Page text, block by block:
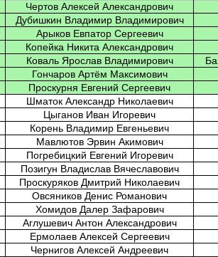
Чертов Алексей Александрович
Дубишкин Владимир Владимирович
Арыков Евпатор Сергеевич
Копейка Никита Александрович
Коваль Ярослав Владимирович
Гончаров Артём Максимович
Проскурня Евгений Сергеевич
Шматок Александр Николаевич
Цыганов Иван Игоревич
Корень Владимир Евгеньевич
Мавлютов Эрвин Акимович
Погребицкий Евгений Игоревич
Позигун Владислав Вячеславович
Проскуряков Дмитрий Николаевич
Овсяников Денис Романович
Хомидов Далер Зафарович
Аглушевич Антон Александрович
Ермолаев Алексей Сергеевич
Чернигов Алексей Андреевич